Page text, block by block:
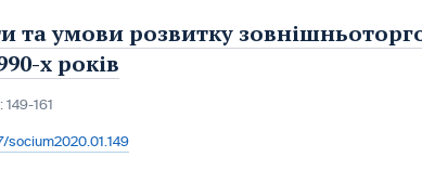
та умови розвитку
х років
149-161
socium2020.01.149